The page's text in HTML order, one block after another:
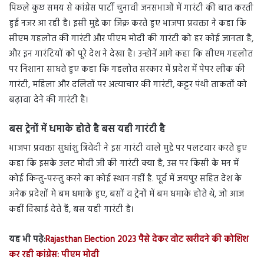
पिछले कुछ समय से कांग्रेस पार्टी चुनावी जनसभाओं में गारंटी की बात करती
हुई नजर आ रही है। इसी मुद्दे का जिक्र करते हुए भाजपा प्रवक्ता ने कहा कि
सीएम गहलोत की गारंटी और पीएम मोदी की गारंटी को हर कोई जानता है,
और इन गारंटियों को पूरे देश ने देखा है। उन्होनें आगे कहा कि सीएम गहलोत
पर निशाना साधते हुए कहा कि गहलोत सरकार में प्रदेश में पेपर लीक की
गारंटी, महिला और दलितों पर अत्याचार की गारंटी, कट्टर पंथी ताकतों को
बढ़ावा देने की गारंटी है।
बस ट्रेनों में धमाके होते है बस यही गारंटी है
भाजपा प्रवक्ता सुधांशु त्रिवेदी ने इस गारंटी वाले मुद्दे पर पलटवार करते हुए
कहा कि इसके उलट मोदी जी की गारंटी क्या है, उस पर किसी के मन में
कोई किन्तु-परन्तु करने का कोई स्थान नहीं है. पूर्व में जयपुर सहित देश के
अनेक प्रदेशों मे बम धमाके हुए, बसों व ट्रेनों में बम धमाके होते थे, जो आज
कहीं दिखाई देते हैं, बस यही गारंटी है।
यह भी पढ़े:Rajasthan Election 2023 पैसे देकर वोट खरीदने की कोशिश
कर रही कांग्रेस: पीएम मोदी